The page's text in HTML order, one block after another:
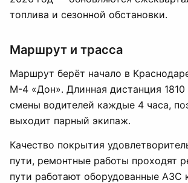
топлива и сезонной обстановки.
Маршрут и трасса
Маршрут берёт начало в
М-4 «Дон». Длинная дистанция 1810
смены водителей каждые 4 часа,
выходит парный экипаж.
Качество покрытия
пути, ремонтные работы проходят
пути работают оборудованные АЗС